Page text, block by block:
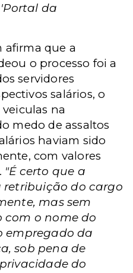
da
afirma que a
o processo foi a
servidores
salários, o
na
medo de assaltos
haviam sido
com valores
"É certo que a
do cargo
mas sem
com o nome do
empregado da
sob pena de
do